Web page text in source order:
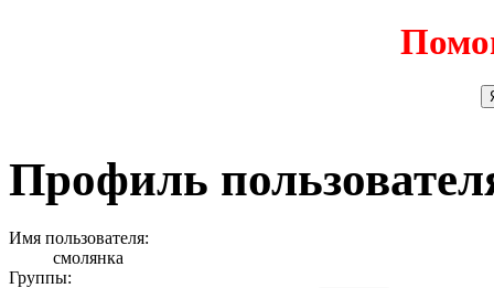
Профиль
Имя пользователя:
смолянка
Группы: